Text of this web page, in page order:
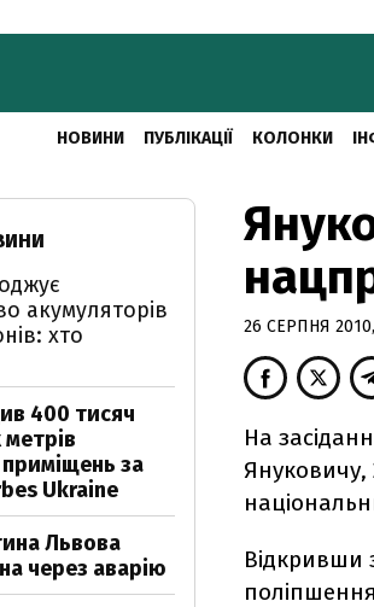
НОВИНИ ПУБЛІКАЦІЇ КОЛОНКИ
26 СЕРПНЯ
На
Януковичу,
Відкривши
акумуляторів
хто
400 тисяч
за
Ukraine
Львова
через аварію